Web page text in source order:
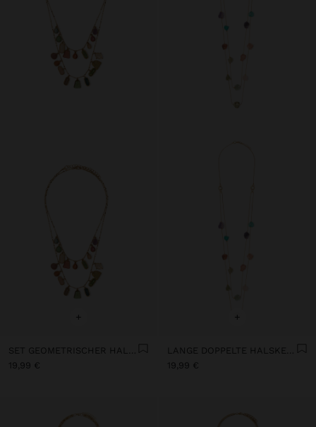
+
SET GEOMETRISCHER HALSKETTEN MIT STEINANHÄNGERN
19,99 €
+
LANGE DOPPELTE HALSKETTE MIT STEINEN
19,99 €